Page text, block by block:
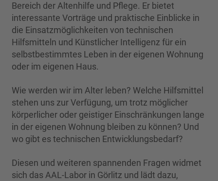
Bereich der Altenhilfe und Pflege. Er bietet
interessante Vorträge und praktische Einblicke in
die Einsatzmöglichkeiten von technischen
Hilfsmitteln und Künstlicher Intelligenz für ein
selbstbestimmtes Leben in der eigenen Wohnung
oder im eigenen Haus.
Wie werden wir im Alter leben? Welche Hilfsmittel
stehen uns zur Verfügung, um trotz möglicher
körperlicher oder geistiger Einschränkungen lange
in der eigenen Wohnung bleiben zu können? Und
wo gibt es technischen Entwicklungsbedarf?
Diesen und weiteren spannenden Fragen widmet
sich das AAL-Labor in Görlitz und lädt dazu,